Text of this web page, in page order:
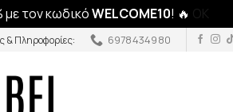
τον κωδικόWELCOME10! 🔥 OK
& Πληροφορίες: 6978434980